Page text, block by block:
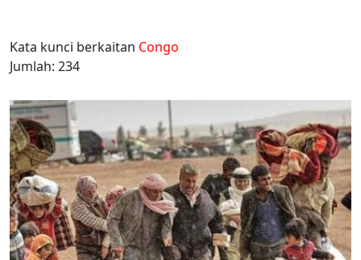
Kata kunci berkaitan Congo
Jumlah: 234